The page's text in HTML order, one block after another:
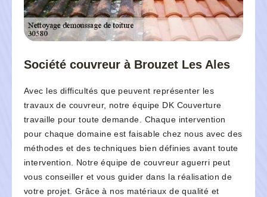
Société couvreur à Brouzet Les Ales
Avec les difficultés que peuvent représenter les
travaux de couvreur, notre équipe DK Couverture
travaille pour toute demande. Chaque intervention
pour chaque domaine est faisable chez nous avec des
méthodes et des techniques bien définies avant toute
intervention. Notre équipe de couvreur aguerri peut
vous conseiller et vous guider dans la réalisation de
votre projet. Grâce à nos matériaux de qualité et